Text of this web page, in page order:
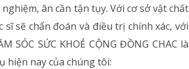
ân cần tận tụy. Với cơ sở vật chất
sẽ chẩn đoán và điều trị chính xác, với
SỨC KHOẺ CỘNG ĐỒNG CHAC là
hiện nay của chúng tôi: